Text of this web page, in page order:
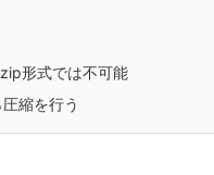
形式では不可能
縮を行う